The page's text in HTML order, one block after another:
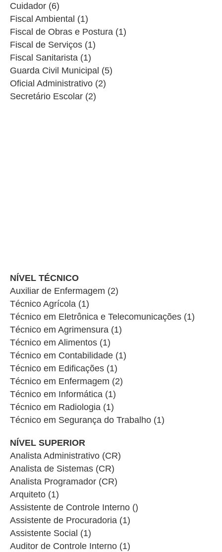
Cuidador (6)
Fiscal Ambiental (1)
Fiscal de Obras e Postura (1)
Fiscal de Serviços (1)
Fiscal Sanitarista (1)
Guarda Civil Municipal (5)
Oficial Administrativo (2)
Secretário Escolar (2)
NÍVEL TÉCNICO
Auxiliar de Enfermagem (2)
Técnico Agrícola (1)
Técnico em Eletrônica e Telecomunicações (1)
Técnico em Agrimensura (1)
Técnico em Alimentos (1)
Técnico em Contabilidade (1)
Técnico em Edificações (1)
Técnico em Enfermagem (2)
Técnico em Informática (1)
Técnico em Radiologia (1)
Técnico em Segurança do Trabalho (1)
NÍVEL SUPERIOR
Analista Administrativo (CR)
Analista de Sistemas (CR)
Analista Programador (CR)
Arquiteto (1)
Assistente de Controle Interno ()
Assistente de Procuradoria (1)
Assistente Social (1)
Auditor de Controle Interno (1)